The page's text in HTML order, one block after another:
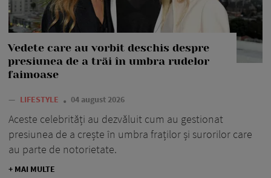
Vedete care au vorbit deschis despre
presiunea de a trăi în umbra rudelor
faimoase
— LIFESTYLE 04 august 2026
Aceste celebrități au dezvăluit cum au gestionat
presiunea de a crește în umbra fraților și surorilor care
au parte de notorietate.
+ MAI MULTE